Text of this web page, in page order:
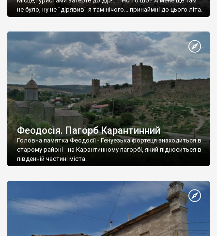
не було, ну не "дірявив" я там нічого... принаймні до цього літа.
Феодосія. Пагорб Карантинний
Головна памятка Феодосії - Генуезька фортеця знаходиться в
старому районі - на Карантинному пагорбі, який підноситься в
південній частині міста.